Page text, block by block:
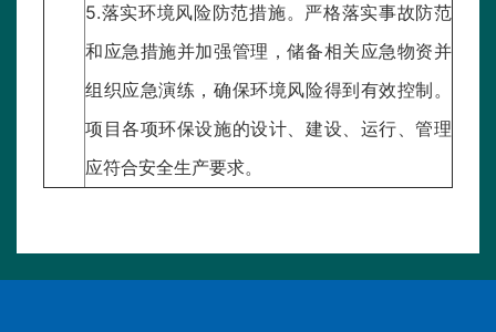
5.落实环境风险防范措施。严格落实事故防范
和应急措施并加强管理，储备相关应急物资并
组织应急演练，确保环境风险得到有效控制。
项目各项环保设施的设计、建设、运行、管理
应符合安全生产要求。